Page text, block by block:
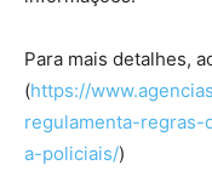
Para mais detalhes,
(https://
regulamenta-
a-policiais/)